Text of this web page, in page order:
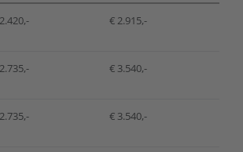
€ 2.915,-
€ 3.540,-
€ 3.540,-